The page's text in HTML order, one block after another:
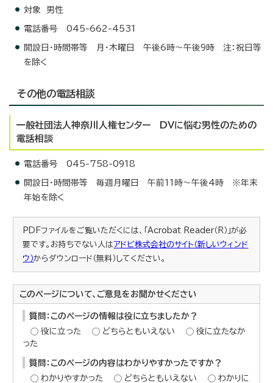
対象 男性
電話番号 045-662-4531
開設日・時間帯等 月・木曜日 午後6時～午後9時 注：祝日等
を除く
その他の電話相談
一般社団法人神奈川人権センター DVに悩む男性のための
電話相談
電話番号 045-758-0918
開設日・時間帯等 毎週月曜日 午前11時～午後4時 ※年末
年始を除く
PDFファイルをご覧いただくには、「Acrobat Reader（R）」が必
要です。お持ちでない人はアドビ株式会社のサイト（新しいウィンド
ウ）からダウンロード（無料）してください。
このページについて、ご意見をお聞かせください
質問：このページの情報は役に立ちましたか？
役に立った
どちらともいえない
役に立たなか
った
質問：このページの内容はわかりやすかったですか？
わかりやすかった
どちらともいえない
わかりに